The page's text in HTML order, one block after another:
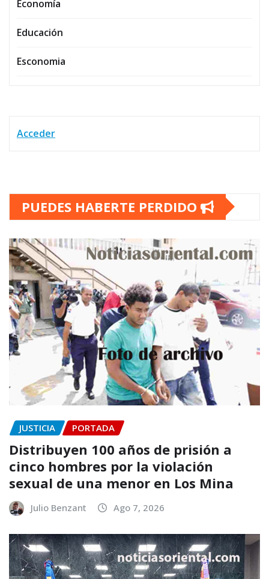
Economía
Educación
Esconomia
Acceder
PUEDES HABERTE PERDIDO
JUSTICIA PORTADA
Distribuyen 100 años de prisión a
cinco hombres por la violación
sexual de una menor en Los Mina
Julio Benzant Ago 7, 2026